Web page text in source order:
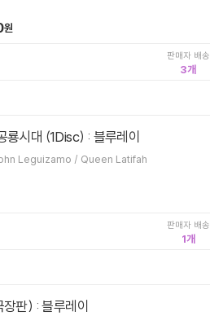
원
판매자 배송
3
룡시대 (1Disc) : 블루레이
Carlos Saldanha / Ray Romano / John Leguizamo / Queen Latifah
판매자 배송
1
판) : 블루레이